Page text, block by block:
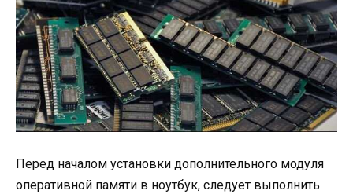
Перед началом установки дополнительного модуля
оперативной памяти в ноутбук, следует выполнить